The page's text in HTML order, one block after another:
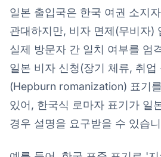
일본 출입국은 한국 여권 소지
관대하지만, 비자 면제(무비자)
실제 방문자 간 일치 여부를 엄
일본 비자 신청(장기 체류, 취업
(Hepburn romanization) 표기
있어, 한국식 로마자 표기가 일
경우 설명을 요구받을 수 있습